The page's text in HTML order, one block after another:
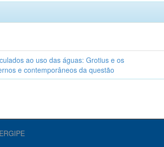
ao uso das águas: Grotius e os
e contemporâneos da questão